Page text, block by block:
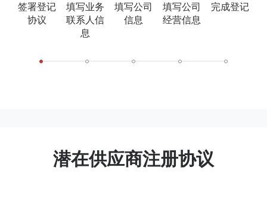
签署登记
协议
填写业务
联系人信
息
填写公司
信息
填写公司
经营信息
完成登记
潜在供应商注册协议